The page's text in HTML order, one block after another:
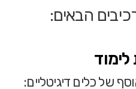
הבאים:
של כלים דיגיטליים: